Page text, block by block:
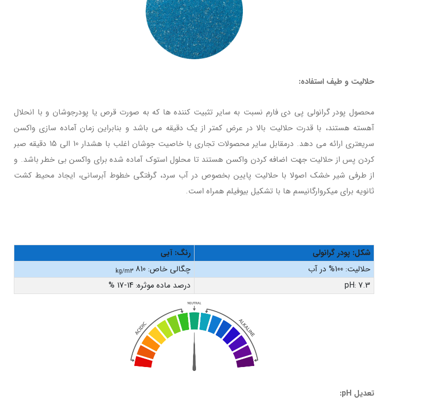
حلالیت و طیف استفاده:
محصول پودر گرانولی پی دی فارم نسبت به سایر تثبیت کننده ها که به صورت قرص یا پودرجوشان و با انحلال
آهسته هستند، با قدرت حلالیت بالا در عرض کمتر از یک دقیقه می باشد و بنابراین زمان آماده سازی واکسن
سریعتری ارائه می دهد. درمقابل سایر محصولات تجاری با خاصیت جوشان اغلب با هشدار 10 الی 15 دقیقه صبر
کردن پس از حلالیت جهت اضافه کردن واکسن هستند تا محلول استوک آماده شده برای واکسن بی خطر باشد. و
از طرفی شیر خشک اصولا با حلالیت پایین بخصوص در آب سرد، گرفتگی خطوط آبرسانی، ایجاد محیط کشت
ثانویه برای میکروارگانیسم ها با تشکیل بیوفیلم همراه است.
شکل: پودر گرانولی
رنگ: آبی
حلالیت: 100% در آب
چگالی خاص: 810 kg/m3
pH: 7.3 درصد ماده موثره: 14-17 %
تعدیل pH: